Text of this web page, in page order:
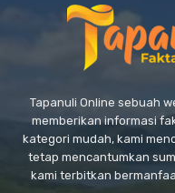
Tapanuli Online sebuah
memberikan informasi
kategori mudah, kami
tetap mencantumkan
kami terbitkan